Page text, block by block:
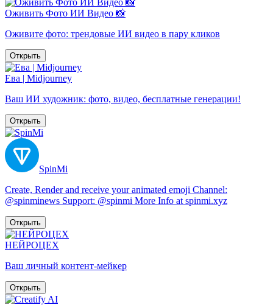
Оживить Фото ИИ Видео 📸
Оживите фото: трендовые ИИ видео в пару кликов
Открыть
Ева | Midjourney
Ваш ИИ художник: фото, видео, бесплатные генерации!
Открыть
SpinMi
Create, Render and receive your animated emoji Channel:
@spinminews Support: @spinmi More Info at spinmi.xyz
Открыть
НЕЙРОЦЕХ
Ваш личный контент-мейкер
Открыть